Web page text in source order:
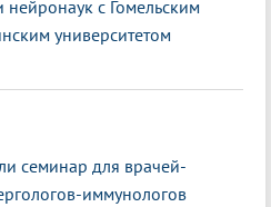
нейронаук с Гомельским
университетом
семинар для врачей-
иммунологов